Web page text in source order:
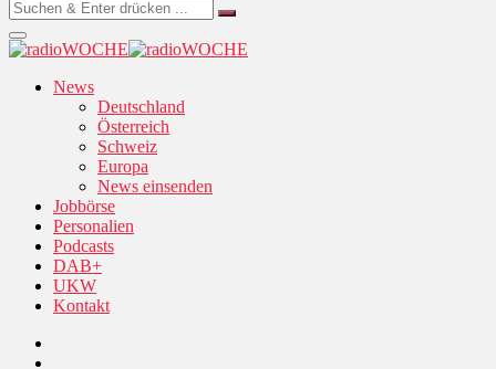
News
Deutschland
Österreich
Schweiz
Europa
News einsenden
Jobbörse
Personalien
Podcasts
DAB+
UKW
Kontakt